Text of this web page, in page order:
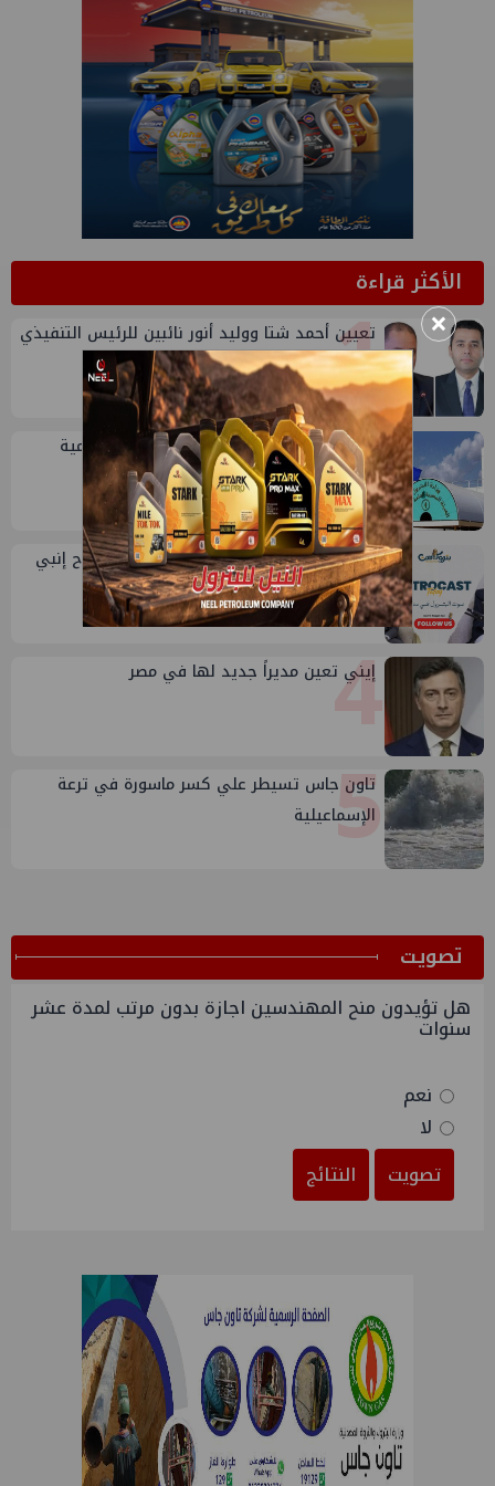
الأكثر قراءة1
تعيين أحمد شتا ووليد أنور نائبين للرئيس التنفيذي
للهيئة
2
خلال أيام: انطلاق ماراثون الجمعيات العمومية
لشركات قطاع البترول
3
طارق محمد عبدالحافظ يتحدث عن قصة نجاح إنبي
في بتروكاست
4
إيني تعين مديراً جديد لها في مصر
5
تاون جاس تسيطر علي كسر ماسورة في ترعة
الإسماعيلية
ﺗﺼﻮﻳﺖ
هل تؤيدون منح المهندسين اجازة بدون مرتب لمدة عشر
سنوات
نعم
لا
تصويت
النتائج
×